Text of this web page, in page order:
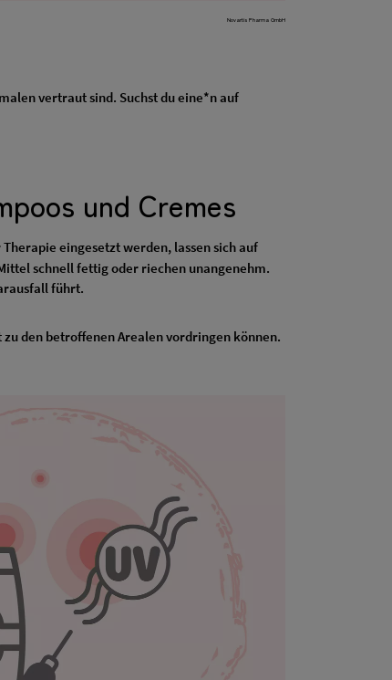
Novartis Pharma GmbH
vertraut sind. Suchst du eine*n auf
und Cremes
eingesetzt werden, lassen sich auf
schnell fettig oder riechen unangenehm.
führt.
den betroffenen Arealen vordringen können.